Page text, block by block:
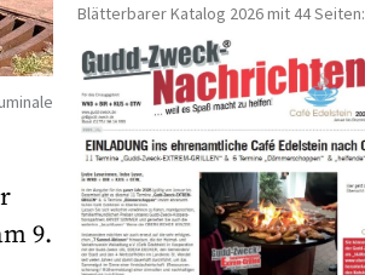
9.
Blätterbarer Katalog 2026 mit 44 Seiten: